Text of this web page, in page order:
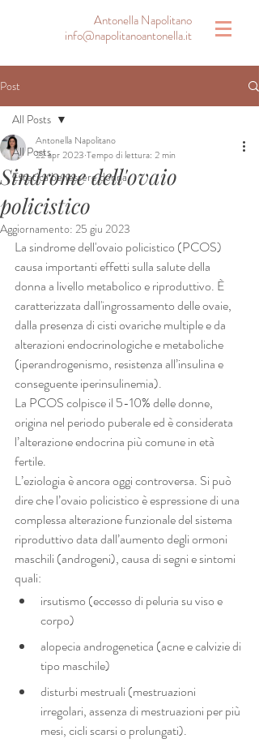
Antonella Napolitano
info@napolitanoantonella.it
Post
All Posts
Estetica benessere donna
All Posts
Sindrome dell'ovaio
policistico
Antonella Napolitano
22 apr 2023 Tempo di lettura: 2 min
Aggiornamento: 25 giu 2023
La sindrome dell'ovaio policistico (PCOS)
causa importanti effetti sulla salute della
donna a livello metabolico e riproduttivo. È
caratterizzata dall'ingrossamento delle ovaie,
dalla presenza di cisti ovariche multiple e da
alterazioni endocrinologiche e metaboliche
(iperandrogenismo, resistenza all’insulina e
conseguente iperinsulinemia).
La PCOS colpisce il 5-10% delle donne,
origina nel periodo puberale ed è considerata
l’alterazione endocrina più comune in età
fertile.
L’eziologia è ancora oggi controversa. Si può
dire che l’ovaio policistico è espressione di una
complessa alterazione funzionale del sistema
riproduttivo data dall’aumento degli ormoni
maschili (androgeni), causa di segni e sintomi
quali:
irsutismo (eccesso di peluria su viso e
corpo)
alopecia androgenetica (acne e calvizie di
tipo maschile)
disturbi mestruali (mestruazioni
irregolari, assenza di mestruazioni per più
mesi, cicli scarsi o prolungati).